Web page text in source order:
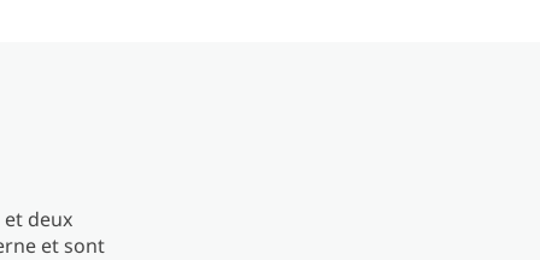
deux
et sont